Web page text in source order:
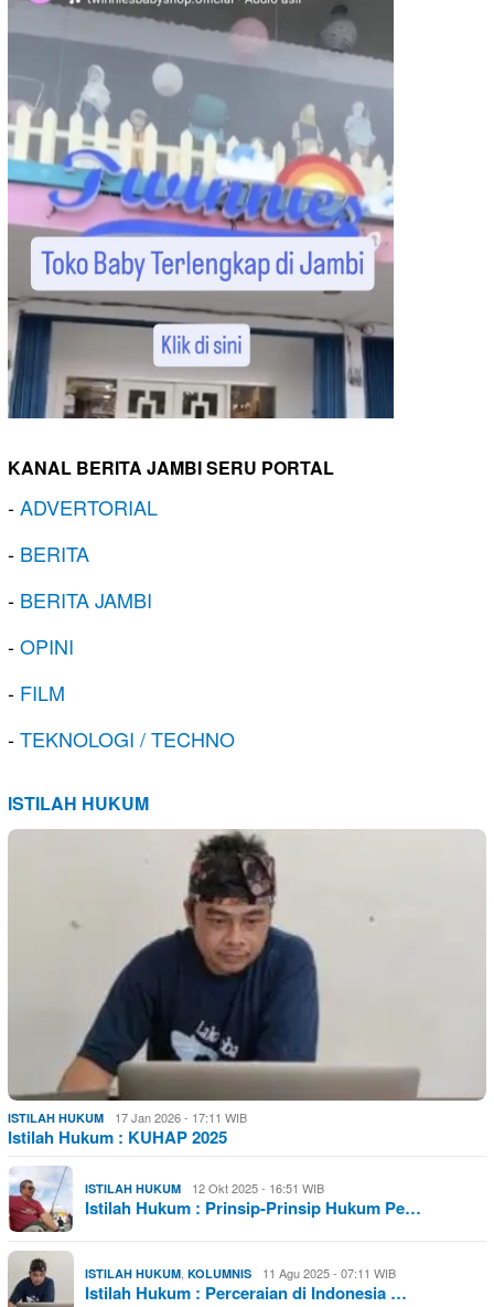
KANAL BERITA JAMBI SERU PORTAL
-ADVERTORIAL
- BERITA
- BERITA JAMBI
-OPINI
- FILM
-TEKNOLOGI / TECHNO
ISTILAH HUKUM
ISTILAH HUKUM 17 Jan 2026 - 17:11 WIB
Istilah Hukum : KUHAP 2025
ISTILAH HUKUM 12 Okt 2025 - 16:51 WIB
Istilah Hukum : Prinsip-Prinsip Hukum Pe…
ISTILAH HUKUM, KOLUMNIS 11 Agu 2025 - 07:11 WIB
Istilah Hukum : Perceraian di Indonesia …